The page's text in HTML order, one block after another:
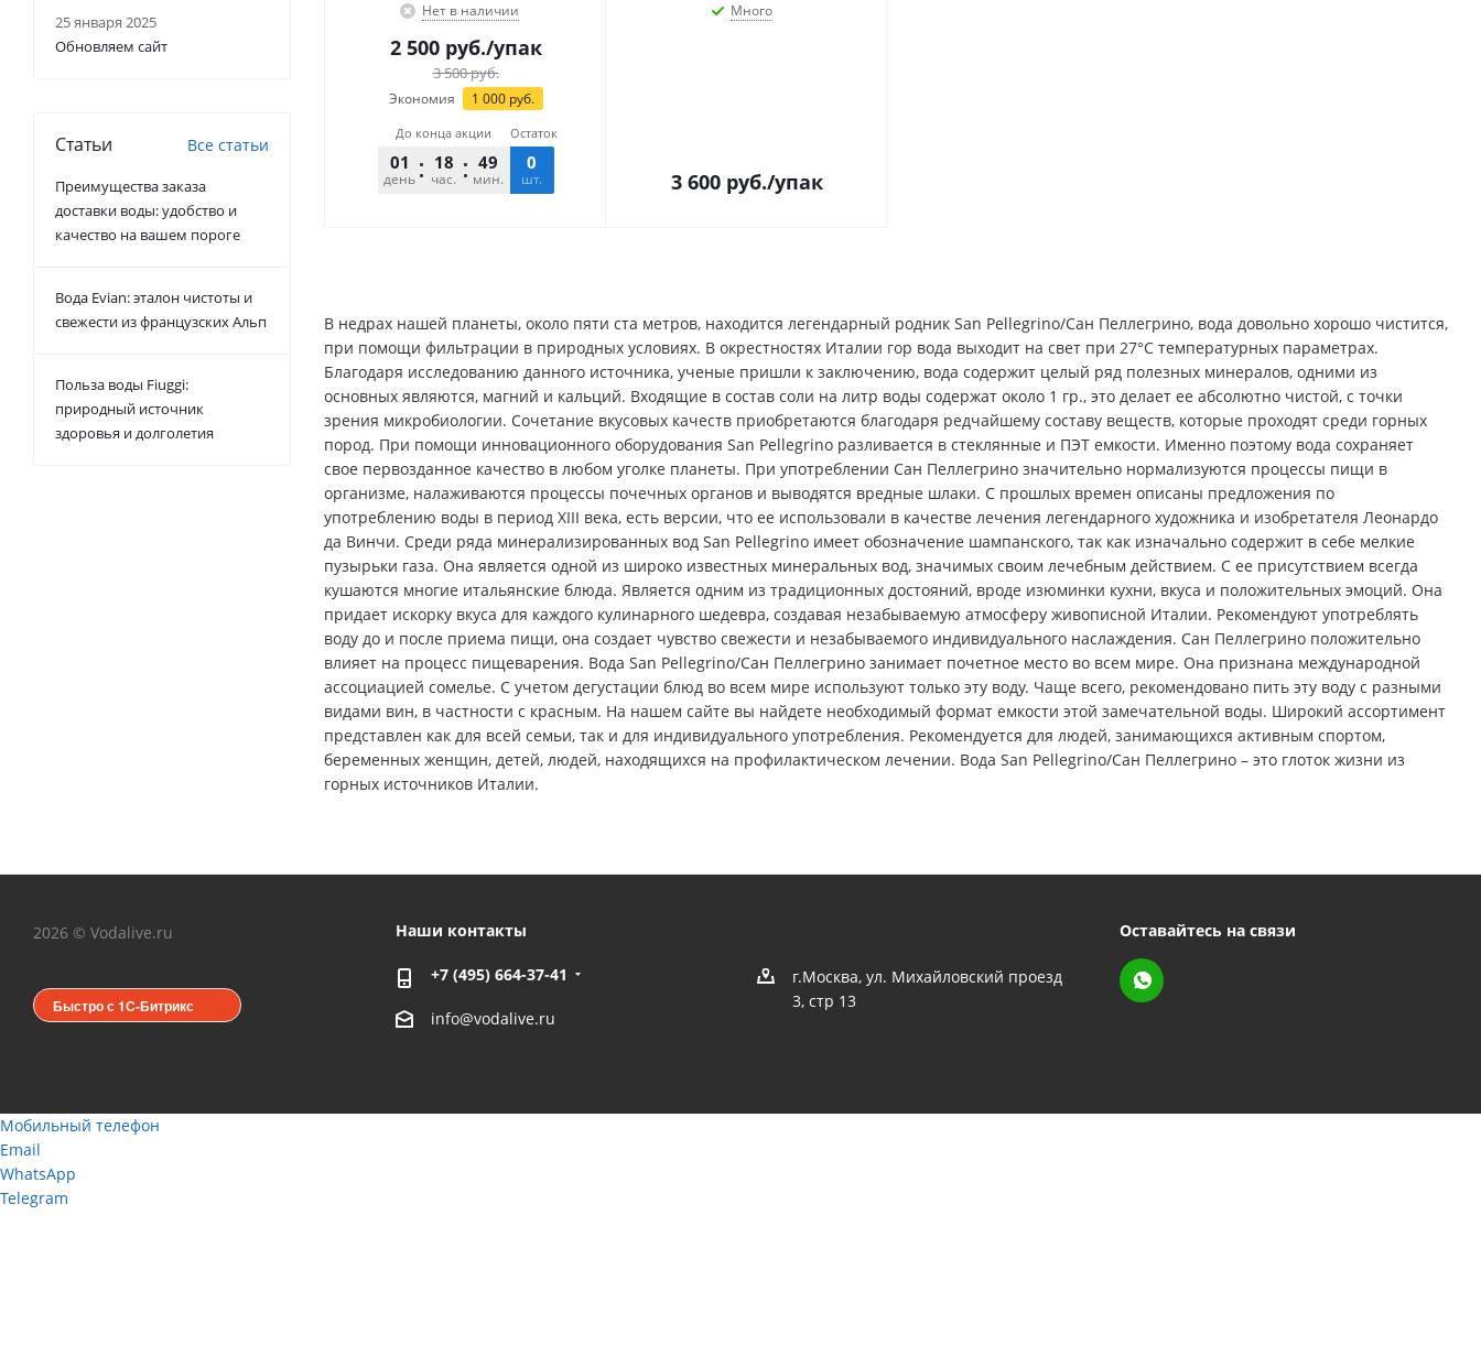
Нет в наличии
2 500руб./упак
3 500руб.
Экономия 1 000руб.
До конца акции
01
день
18
час.
49
мин.
30
сек.
Остаток
0
шт.
Много
3 600руб./упак
В недрах нашей планеты, около пяти ста метров, находится легендарный родник San Pellegrino/Сан Пеллегрино, вода довольно хорошо чистится,
при помощи фильтрации в природных условиях. В окрестностях Италии гор вода выходит на свет при 27°С температурных параметрах.
Благодаря исследованию данного источника, ученые пришли к заключению, вода содержит целый ряд полезных минералов, одними из
основных являются, магний и кальций. Входящие в состав соли на литр воды содержат около 1 гр., это делает ее абсолютно чистой, с точки
зрения микробиологии. Сочетание вкусовых качеств приобретаются благодаря редчайшему составу веществ, которые проходят среди горных
пород. При помощи инновационного оборудования San Pellegrino разливается в стеклянные и ПЭТ емкости. Именно поэтому вода сохраняет
свое первозданное качество в любом уголке планеты. При употреблении Сан Пеллегрино значительно нормализуются процессы пищи в
организме, налаживаются процессы почечных органов и выводятся вредные шлаки. С прошлых времен описаны предложения по
употреблению воды в период XIII века, есть версии, что ее использовали в качестве лечения легендарного художника и изобретателя Леонардо
да Винчи. Среди ряда минерализированных вод San Pellegrino имеет обозначение шампанского, так как изначально содержит в себе мелкие
пузырьки газа. Она является одной из широко известных минеральных вод, значимых своим лечебным действием. С ее присутствием всегда
кушаются многие итальянские блюда. Является одним из традиционных достояний, вроде изюминки кухни, вкуса и положительных эмоций. Она
придает искорку вкуса для каждого кулинарного шедевра, создавая незабываемую атмосферу живописной Италии. Рекомендуют употреблять
воду до и после приема пищи, она создает чувство свежести и незабываемого индивидуального наслаждения. Сан Пеллегрино положительно
влияет на процесс пищеварения. Вода San Pellegrino/Сан Пеллегрино занимает почетное место во всем мире. Она признана международной
ассоциацией сомелье. С учетом дегустации блюд во всем мире используют только эту воду. Чаще всего, рекомендовано пить эту воду с разными
видами вин, в частности с красным. На нашем сайте вы найдете необходимый формат емкости этой замечательной воды. Широкий ассортимент
представлен как для всей семьи, так и для индивидуального употребления. Рекомендуется для людей, занимающихся активным спортом,
беременных женщин, детей, людей, находящихся на профилактическом лечении. Вода San Pellegrino/Сан Пеллегрино – это глоток жизни из
горных источников Италии.
25 января 2025
Обновляем сайт
Статьи Все статьи
Преимущества заказа
доставки воды: удобство и
качество на вашем пороге
Вода Evian: эталон чистоты и
свежести из французских Альп
Польза воды Fiuggi:
природный источник
здоровья и долголетия
2026 © Vodalive.ru
Быстро с 1С-Битрикс
Наши контакты
+7 (495) 664-37-41
info@vodalive.ru
г.Москва, ул. Михайловский проезд
3, стр 13
Оставайтесь на связи
Мобильный телефон
Email
WhatsApp
Telegram